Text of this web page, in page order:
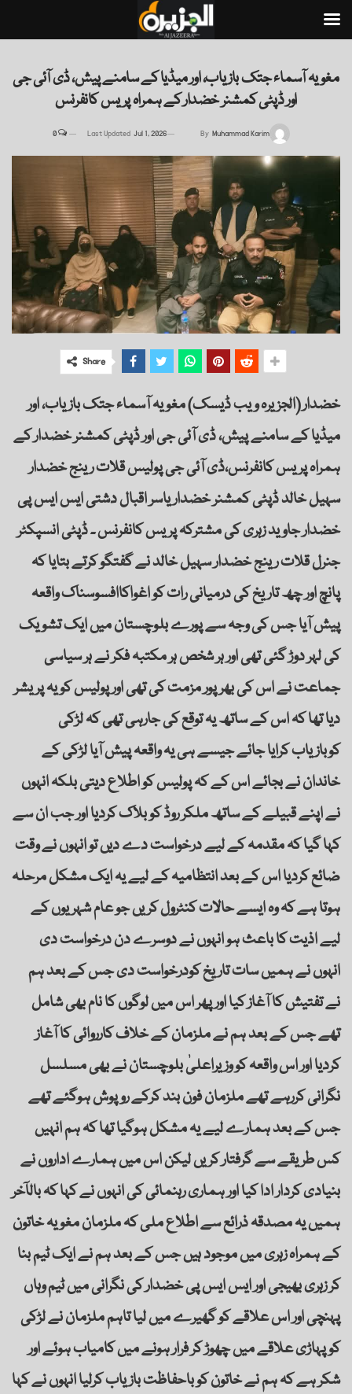
مغویہ آسماء جتک بازیاب، اور میڈیا کے سامنے پیش، ڈی آئی جی
اور ڈپٹی کمشنر خضدار کے ہمراہ پریس کانفرنس
By Muhammad Karim
Last Updated Jul 1, 2026
Share
خضدار (الجزیرہ ویب ڈیسک) مغویہ آسماء جتک بازیاب، اور
میڈیا کے سامنے پیش، ڈی آئی جی اور ڈپٹی کمشنر خضدار کے
ہمراہ پریس کانفرنس،ڈی آئی جی پولیس قلات رینج خضدار
سہیل خالد ڈپٹی کمشنر خضدار یاسر اقبال دشتی ایس ایس پی
خضدار جاوید زہری کی مشترکہ پریس کانفرنس ۔ ڈپٹی انسپکٹر
جنرل قلات رینج خضدار سہیل خالد نے گفتگو کرتے بتایا کہ
پانچ اور چھ تاریخ کی درمیانی رات کو اغواکاافسوسناک واقعہ
پیش آیا جس کی وجہ سے پورے بلوچستان میں ایک تشویک
کی لہر دوڑ گئی تھی اور ہر شخص ہر مکتبہ فکر نے ہر سیاسی
جماعت نے اس کی بھرپور مزمت کی تھی اور پولیس کو یہ پریشر
دیا تھا کہ اس کے ساتھ یہ توقع کی جارہی تھی کہ لڑکی
کوبازیاب کرایا جائے جیسے ہی یہ واقعہ پیش آیا لڑکی کے
خاندان نے بجائے اس کے کہ پولیس کو اطلاع دیتی بلکہ انہوں
نے اپنے قبیلے کے ساتھ ملکر روڈ کو بلاک کردیا اور جب ان سے
کہا گیا کہ مقدمہ کے لیے درخواست دے دیں تو انہوں نے وقت
ضائع کردیا اس کے بعد انتظامیہ کے لیے یہ ایک مشکل مرحلہ
ہوتا ہے کہ وہ ایسے حالات کنٹرول کریں جو عام شہریوں کے
لیے اذیت کا باعث ہو انہوں نے دوسرے دن درخواست دی
انہوں نے ہمیں سات تاریخ کودرخواست دی جس کے بعد ہم
نے تفتیش کا آغاز کیا اور پھر اس میں لوگوں کا نام بھی شامل
تھے جس کے بعد ہم نے ملزمان کے خلاف کارروائی کا آغاز
کردیا اور اس واقعہ کو وزیراعلیٰ بلوچستان نے بھی مسلسل
نگرانی کررہے تھے ملزمان فون بند کرکے روپوش ہوگئے تھے
جس کے بعد ہمارے لیے یہ مشکل ہوگیا تھا کہ ہم انہیں
کس طریقے سے گرفتار کریں لیکن اس میں ہمارے اداروں نے
بنیادی کردار ادا کیا اور ہماری رہنمائی کی انہوں نے کہا کہ بالآخر
ہمیں یہ مصدقہ ذرائع سے اطلاع ملی کہ ملزمان مغویہ خاتون
کے ہمراہ زہری میں موجود ہیں جس کے بعد ہم نے ایک ٹیم بنا
کر زہری بھیجی اور ایس ایس پی خضدار کی نگرانی میں ٹیم وہاں
پہنچی اور اس علاقے کو گھیرے میں لیا تاہم ملزمان نے لڑکی
کو پہاڑی علاقے میں چھوڑ کر فرار ہونے میں کامیاب ہوئے اور
شکر ہے کہ ہم نے خاتون کو باحفاظت بازیاب کرلیا انہوں نے کہا